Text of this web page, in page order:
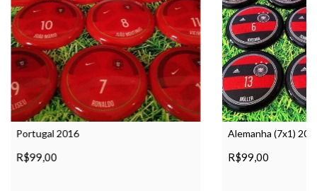
Portugal 2016
R$99,00
Alemanha (7x1)
R$99,00